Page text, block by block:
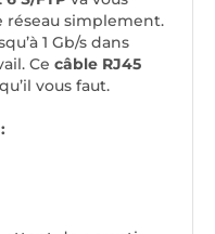
simplement.
1 Gb/s dans
Ce câble RJ45
vous faut.